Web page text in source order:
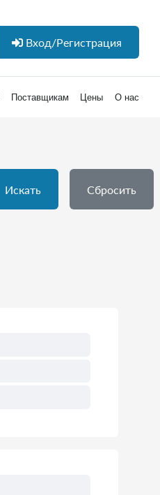
Вход/Регистрация
Поставщикам Цены О нас
Искать Сбросить